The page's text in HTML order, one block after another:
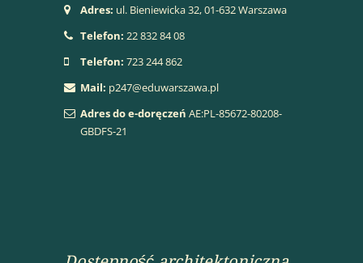
Adres: ul. Bieniewicka 32, 01-632 Warszawa
Telefon: 22 832 84 08
Telefon: 723 244 862
Mail: p247@eduwarszawa.pl
Adres do e-doręczeń AE:PL-85672-80208-
GBDFS-21